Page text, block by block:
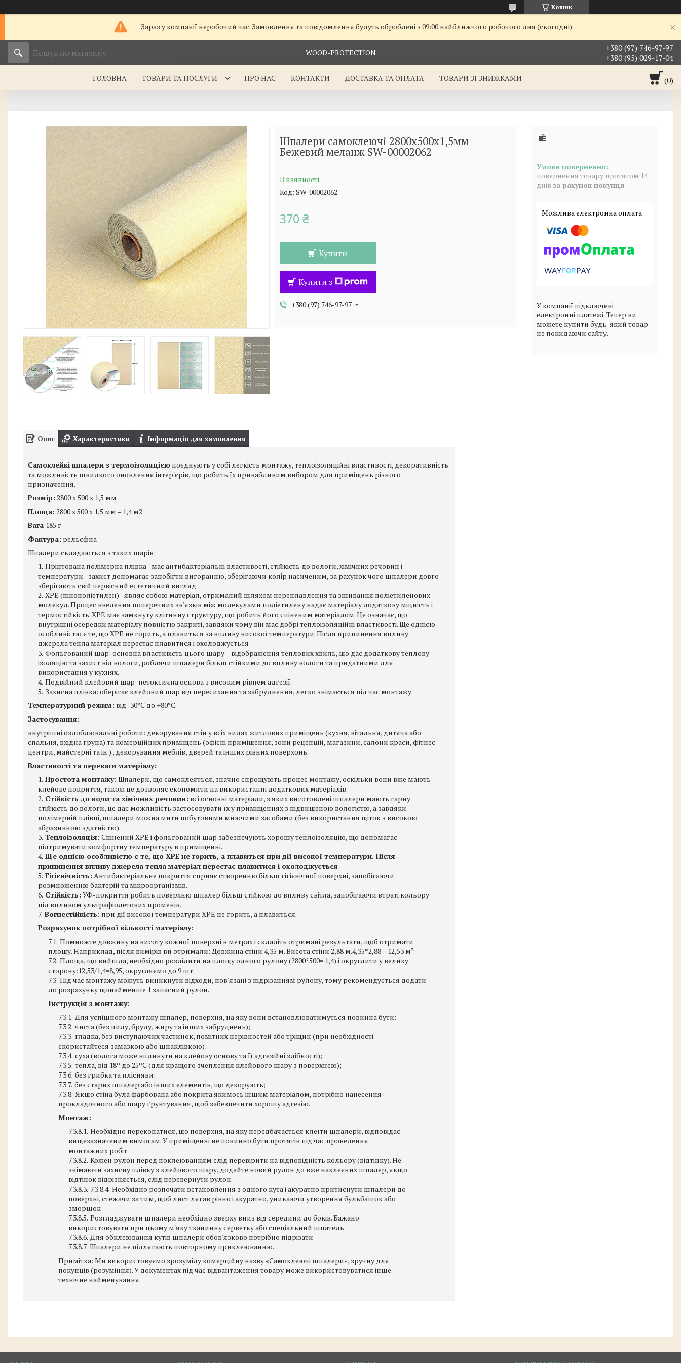
Кошик
Зараз у компанії неробочий час. Замовлення та повідомлення будуть оброблені з 09:00 найближчого робочого дня (сьогодні).
WOOD-PROTECTION
+380 (97) 746-97-97
+380 (95) 029-17-04
ГОЛОВНА ТОВАРИ ТА ПОСЛУГИ ПРО НАС КОНТАКТИ ДОСТАВКА ТА ОПЛАТА ТОВАРИ ЗІ ЗНИЖКАМИ
Шпалери самоклеючі 2800х500х1,5мм
Бежевий меланж SW-00002062
В наявності
Код: SW-00002062
370 ₴
Купити
Купити з
+380 (97) 746-97-97
повернення товару протягом 14
днів за рахунок покупця
У компанії підключені
електронні платежі. Тепер ви
можете купити будь-який товар
не покидаючи сайту.
Опис Характеристики Інформація для замовлення
Самоклейкі шпалери з термоізоляцією поєднують у собі легкість монтажу, теплоізоляційні властивості, декоративність
та можливість швидкого оновлення інтер'єрів, що робить їх привабливим вибором для приміщень різного
призначення.
Розмір: 2800 х 500 х 1,5 мм
Площа: 2800 х 500 х 1,5 мм – 1,4 м2
Вага 185 г
Фактура: рельєфна
Шпалери складаються з таких шарів:
Прінтована полімерна плівка - має антибактеріальні властивості, стійкість до вологи, хімічних речовин і
температури. -захист допомагає запобігти вигоранню, зберігаючи колір насиченим, за рахунок чого шпалери довго
зберігають свій первісний естетичний вигляд
XPE (пінополіетилен) - являє собою матеріал, отриманий шляхом переплавлення та зшивання поліетиленових
молекул. Процес введення поперечних зв'язків між молекулами поліетилену надає матеріалу додаткову міцність і
термостійкість. XPE має замкнуту клітинну структуру, що робить його спіненим матеріалом. Це означає, що
внутрішні осередки матеріалу повністю закриті, завдяки чому він має добрі теплоізоляційні властивості. Ще однією
особливістю є те, що ХРЕ не горить, а плавиться за впливу високої температури. Після припинення впливу
джерела тепла матеріал перестає плавитися і охолоджується
Фольгований шар: основна властивість цього шару – відображення теплових хвиль, що дає додаткову теплову
ізоляцію та захист від вологи, роблячи шпалери більш стійкими до впливу вологи та придатними для
використання у кухнях.
Подвійний клейовий шар: нетоксична основа з високим рівнем адгезії.
Захисна плівка: оберігає клейовий шар від пересихання та забруднення, легко знімається під час монтажу.
Температурний режим: від -30°C до +80°C.
Застосування:
внутрішні оздоблювальні роботи: декорування стін у всіх видах житлових приміщень (кухня, вітальня, дитяча або
спальня, вхідна група) та комерційних приміщень (офісні приміщення, зони рецепцій, магазини, салони краси, фітнес-
центри, майстерні та ін.) , декорування меблів, дверей та інших рівних поверхонь.
Властивості та переваги матеріалу:
Простота монтажу: Шпалери, що самоклеяться, значно спрощують процес монтажу, оскільки вони вже мають
клейове покриття, також це дозволяє економити на використанні додаткових матеріалів.
Стійкість до води та хімічних речовин: всі основні матеріали, з яких виготовлені шпалери мають гарну
стійкість до вологи, це дає можливість застосовувати їх у приміщеннях з підвищеною вологістю, а завдяки
полімерній плівці, шпалери можна мити побутовими миючими засобами (без використання щіток з високою
абразивною здатністю).
Теплоізоляція: Спінений ХРЕ і фольгований шар забезпечують хорошу теплоізоляцію, що допомагає
підтримувати комфортну температуру в приміщенні.
Ще однією особливістю є те, що ХРЕ не горить, а плавиться при дії високої температури. Після
припинення впливу джерела тепла матеріал перестає плавитися і охолоджується
Гігієнічність: Антибактеріальне покриття сприяє створенню більш гігієнічної поверхні, запобігаючи
розмноженню бактерій та мікроорганізмів.
Стійкість: УФ-покриття робить поверхню шпалер більш стійкою до впливу світла, запобігаючи втраті кольору
під впливом ультрафіолетових променів.
Вогнестійкість: при дії високої температури ХРЕ не горить, а плавиться.
Розрахунок потрібної кількості матеріалу:
Помножте довжину на висоту кожної поверхні в метрах і складіть отримані результати, щоб отримати
площу. Наприклад, після вимірів ви отримали: Довжина стіни 4,35 м. Висота стіни 2,88 м.4,35*2,88 = 12,53 м²
Площа, що вийшла, необхідно розділити на площу одного рулону (2800*500= 1,4) і округлити у велику
сторону:12,53/1,4=8,95, округляємо до 9 шт.
Під час монтажу можуть виникнути відходи, пов'язані з підрізанням рулону, тому рекомендується додати
до розрахунку щонайменше 1 запасний рулон.
Інструкція з монтажу:
Для успішного монтажу шпалер, поверхня, на яку вони встановлюватимуться повинна бути:
чиста (без пилу, бруду, жиру та інших забруднень);
гладка, без виступаючих частинок, помітних нерівностей або тріщин (при необхідності
скористайтеся замазкою або шпаклівкою);
суха (волога може вплинути на клейову основу та її адгезійні здібності);
тепла, від 18º до 25ºС (для кращого зчеплення клейового шару з поверхнею);
без грибка та плісняви;
без старих шпалер або інших елементів, що декорують;
Якщо стіна була фарбована або покрита якимось іншим матеріалом, потрібно нанесення
прокладочного або шару ґрунтування, щоб забезпечити хорошу адгезію.
Монтаж:
Необхідно переконатися, що поверхня, на яку передбачається клеїти шпалери, відповідає
вищезазначеним вимогам. У приміщенні не повинно бути протягів під час проведення
монтажних робіт
Кожен рулон перед поклеюванням слід перевірити на відповідність кольору (відтінку). Не
знімаючи захисну плівку з клейового шару, додайте новий рулон до вже наклеєних шпалер, якщо
відтінок відрізняється, слід перевернути рулон.
Необхідно розпочати встановлення з одного кута і акуратно притиснути шпалери до
поверхні, стежачи за тим, щоб лист лягав рівно і акуратно, уникаючи утворення бульбашок або
зморшок
Розгладжувати шпалери необхідно зверху вниз від середини до боків. Бажано
використовувати при цьому м'яку тканинну серветку або спеціальний шпатель
Для обклеювання кутів шпалери обов'язково потрібно підрізати
Шпалери не підлягають повторному приклеюванню.
Примітка: Ми використовуємо зрозумілу комерційну назву «Самоклеючі шпалери», зручну для
покупців (розуміння). У документах під час відвантаження товару може використовуватися інше
технічне найменування.